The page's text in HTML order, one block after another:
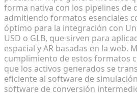
forma nativa con los pipelines de
admitiendo formatos esenciales
óptimo para la integración con
USD o GLB, que sirven para
espacial y AR basadas en la web.
cumplimiento de estos formatos
que los activos generados se
eficiente al software de
software de conversión